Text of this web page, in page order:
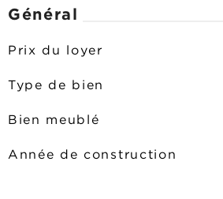
Général
Prix du loyer
Type de bien
Bien meublé
Année de construction